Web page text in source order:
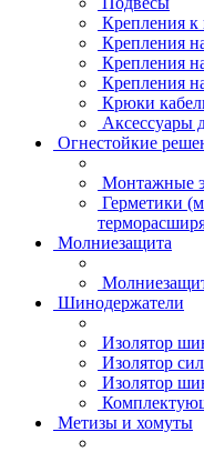
Крепления к
Крепления
Крепления
Крепления
Крюки
Аксессуары
Огнестойкие
Монтажные
Герметики
Молниезащита
Шинодержатели
Изолятор
Изолятор
Изолятор
Метизы и хомуты